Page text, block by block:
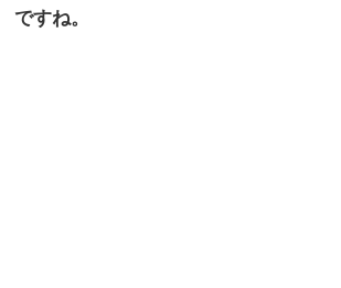
ですね。